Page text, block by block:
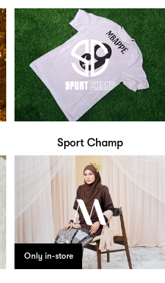
Sport Champ
Only in-store